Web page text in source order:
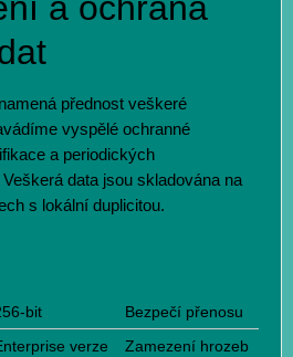
přednost veškeré
vyspělé ochranné
a periodických
data jsou skladována na
s lokální duplicitou.
bit
Bezpečí přenosu
verze
Zamezení hrozeb